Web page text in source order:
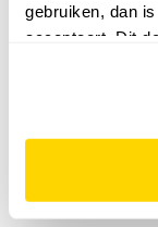
gebruiken, dan
accepteert. Dit
website niet